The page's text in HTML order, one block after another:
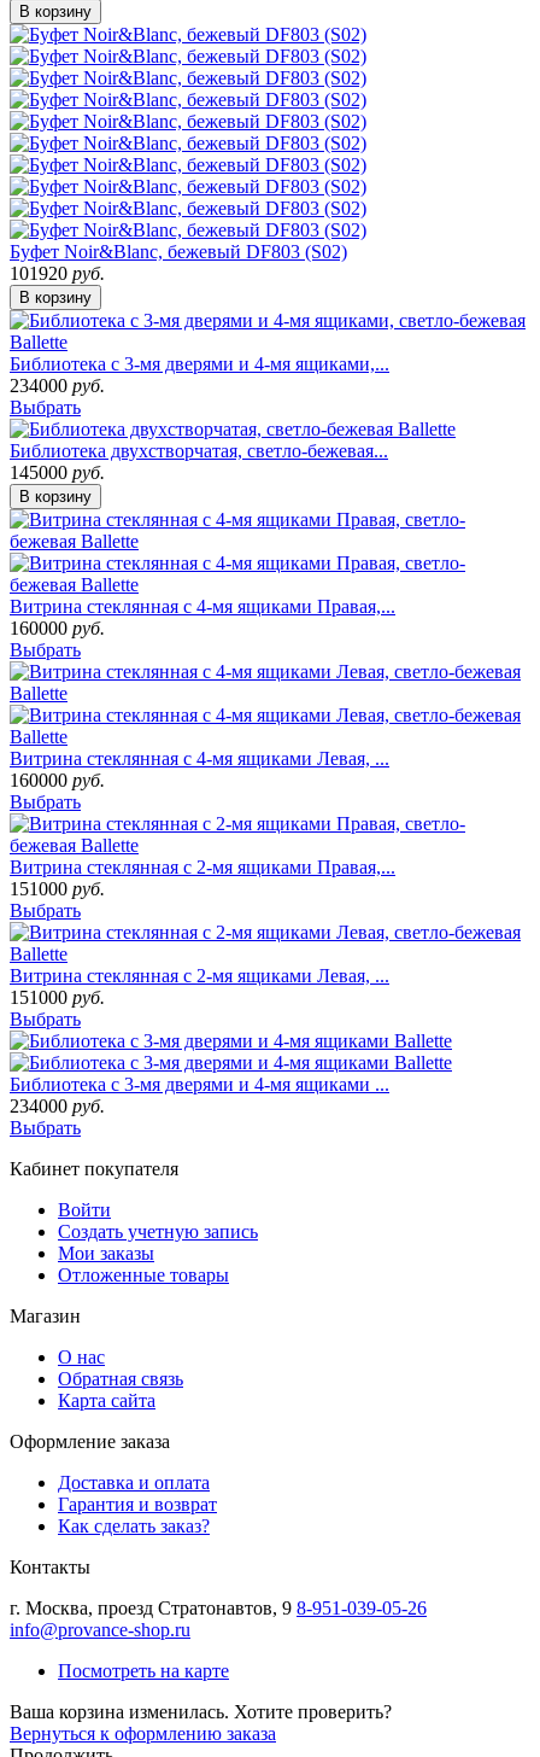
В корзину
Буфет Noir&Blanc, бежевый DF803 (S02)
101920 руб.
В корзину
Библиотека с 3-мя дверями и 4-мя ящиками,...
234000 руб.
Выбрать
Библиотека двухстворчатая, светло-бежевая...
145000 руб.
В корзину
Витрина стеклянная с 4-мя ящиками Правая,...
160000 руб.
Выбрать
Витрина стеклянная с 4-мя ящиками Левая, ...
160000 руб.
Выбрать
Витрина стеклянная с 2-мя ящиками Правая,...
151000 руб.
Выбрать
Витрина стеклянная с 2-мя ящиками Левая, ...
151000 руб.
Выбрать
Библиотека с 3-мя дверями и 4-мя ящиками ...
234000 руб.
Выбрать
Кабинет покупателя
Войти
Создать учетную запись
Мои заказы
Отложенные товары
Магазин
О нас
Обратная связь
Карта сайта
Оформление заказа
Доставка и оплата
Гарантия и возврат
Как сделать заказ?
Контакты
г. Москва, проезд Стратонавтов, 9 8-951-039-05-26
info@provance-shop.ru
Посмотреть на карте
Ваша корзина изменилась. Хотите проверить?
Вернуться к оформлению заказа